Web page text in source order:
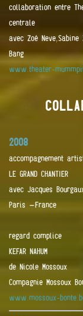
collaboration entre
centrale
avec Zoé
Bang
www.theater-
2008
accompagnement
LE GRAND CHANTIER
avec Jacques
Paris –France
regard complice
KEFAR NAHUM
de Nicole Mossoux
Compagnie Mossoux
www.mossoux-